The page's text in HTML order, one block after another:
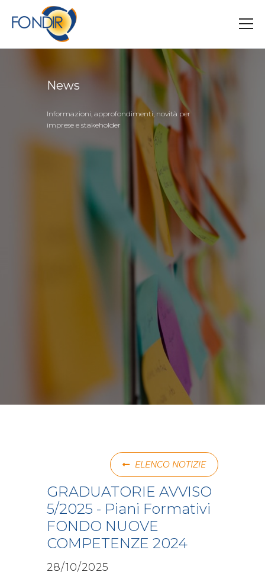
principale
News
Informazioni, approfondimenti, novità per
imprese e stakeholder
ELENCO NOTIZIE
GRADUATORIE AVVISO
5/2025 - Piani Formativi
FONDO NUOVE
COMPETENZE 2024
28/10/2025